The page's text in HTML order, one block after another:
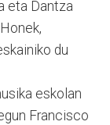
eta Dantza
du
eskolan
Francisco